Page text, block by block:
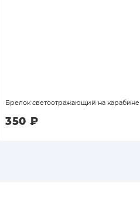
Брелок светоотражающий на карабине
350 ₽